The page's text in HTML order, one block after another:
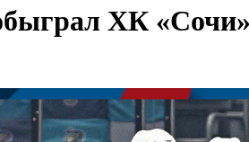
ХК «Сочи»